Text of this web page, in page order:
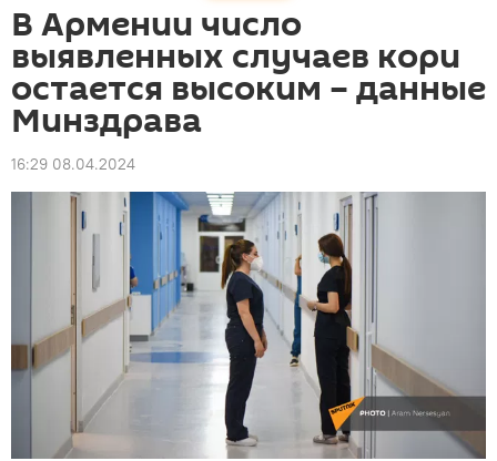
В Армении число
выявленных случаев кори
остается высоким – данные
Минздрава
16:29 08.04.2024